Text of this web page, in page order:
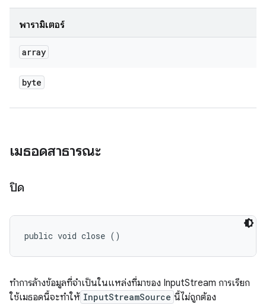
พารามิเตอร์
array
byte
เมธอดสาธารณะ
ปิด
public void close ()
ทำการล้างข้อมูลที่จำเป็นในแหล่งที่มาของ InputStream การเรียก
ใช้เมธอดนี้จะทำให้ InputStreamSource นี้ไม่ถูกต้อง